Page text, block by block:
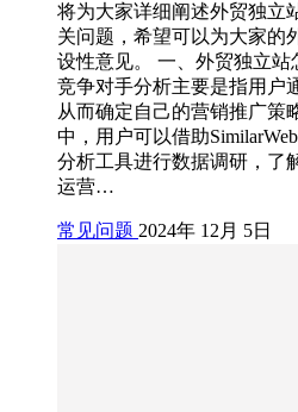
将为大家详细阐述外贸独立
关问题，希望可以为大家的
设性意见。 一、外贸独立
竞争对手分析主要是指用户
从而确定自己的营销推广策
中，用户可以借助
分析工具进行数据调研，了
运营…
常见问题 2024年 12月 5日